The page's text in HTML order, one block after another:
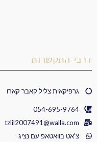
דרכי התקשרות
גרפיקאית צליל קאבר קארו
054-695-9764
tzlil2007491@walla.com
צ'אט בוואטאפ עם נציג